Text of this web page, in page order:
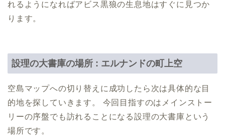
れるようになればアビス黒狼の生息地はすぐに見つか
ります。
設理の大書庫の場所 : エルナンドの町上空
空島マップへの切り替えに成功したら次は具体的な目
的地を探していきます。 今回目指すのはメインストー
リーの序盤でも訪れることになる設理の大書庫という
場所です。